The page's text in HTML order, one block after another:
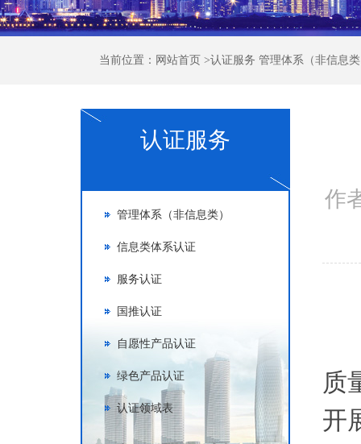
当前位置： 网站首页 >认证服务 管理体系（非信息
认证服务
管理体系（非信息类）
信息类体系认证
服务认证
国推认证
自愿性产品认证
绿色产品认证
认证领域表
作
质
开